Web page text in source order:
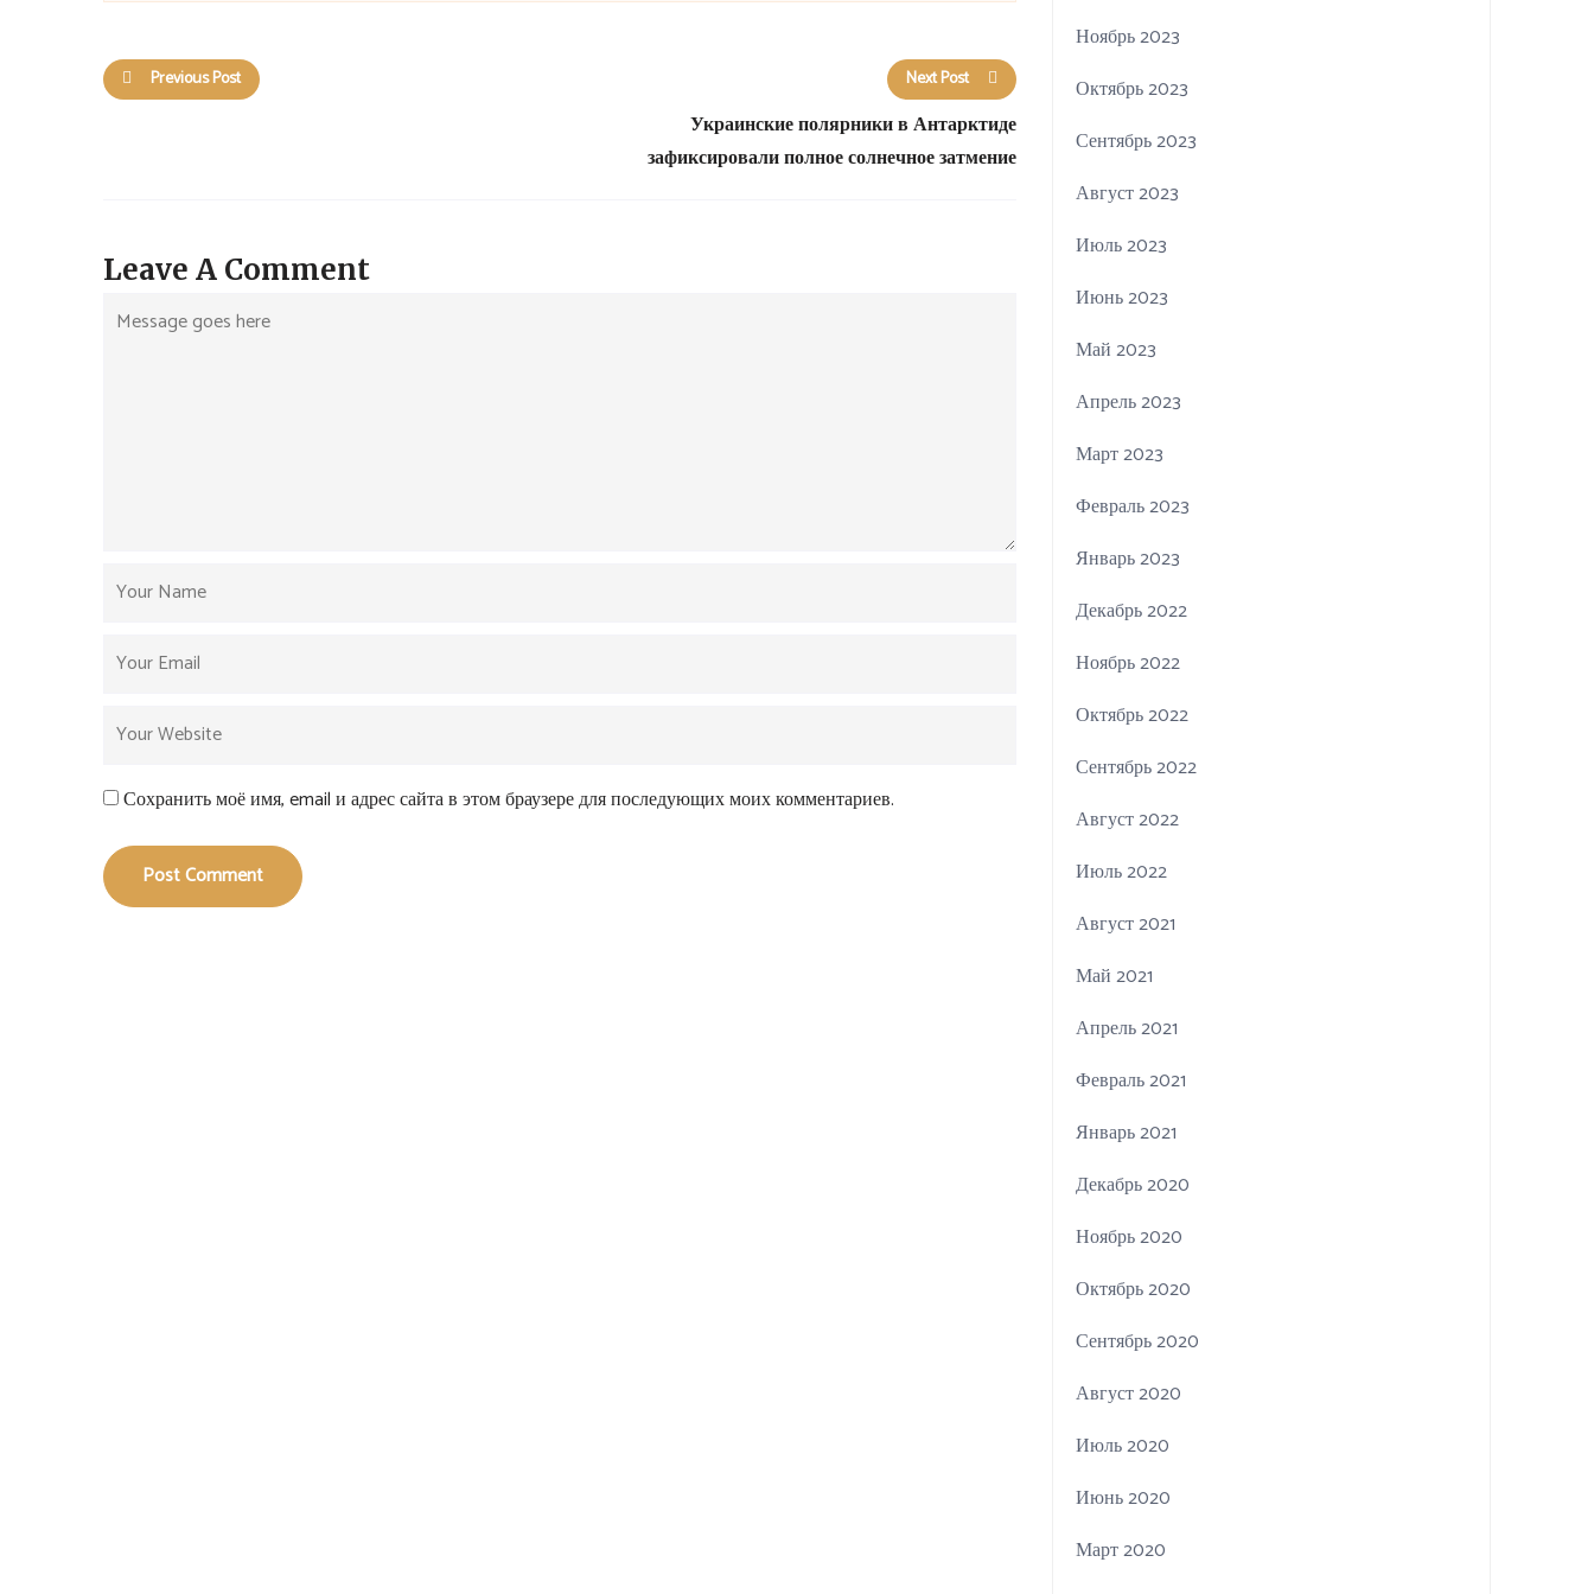
Previous Post Next Post
Украинские полярники в Антарктиде
зафиксировали полное солнечное затмение
Leave A Comment
Сохранить моё имя, email и адрес сайта в этом браузере для последующих моих комментариев.
Post Comment
Ноябрь 2023
Октябрь 2023
Сентябрь 2023
Август 2023
Июль 2023
Июнь 2023
Май 2023
Апрель 2023
Март 2023
Февраль 2023
Январь 2023
Декабрь 2022
Ноябрь 2022
Октябрь 2022
Сентябрь 2022
Август 2022
Июль 2022
Август 2021
Май 2021
Апрель 2021
Февраль 2021
Январь 2021
Декабрь 2020
Ноябрь 2020
Октябрь 2020
Сентябрь 2020
Август 2020
Июль 2020
Июнь 2020
Март 2020